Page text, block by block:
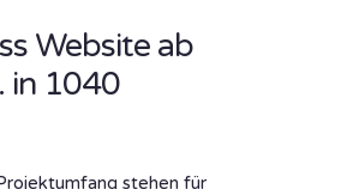
Website ab
in 1040
stehen für